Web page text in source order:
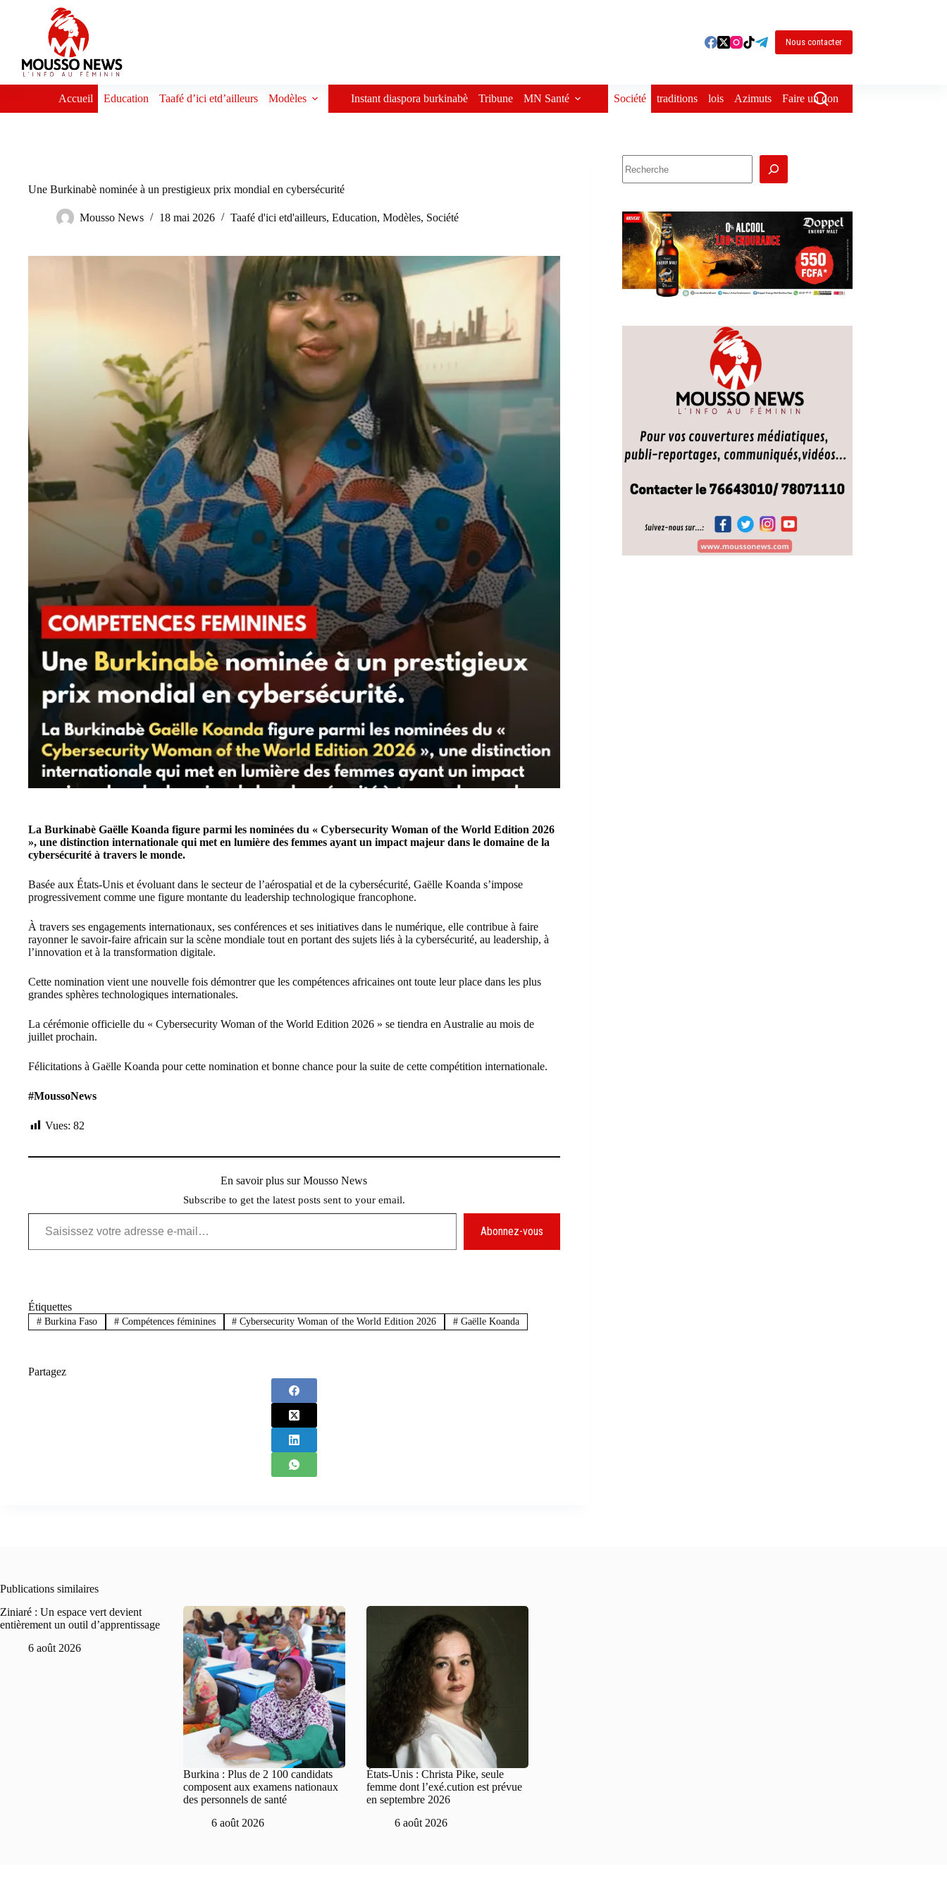
Nous contacter
Accueil Education Taafé d’ici etd’ailleurs Modèles Instant diaspora burkinabè Tribune MN Santé Société traditions lois Azimuts Faire un don
Une Burkinabè nominée à un prestigieux prix mondial en cybersécurité
Mousso News 18 mai 2026 Taafé d'ici etd'ailleurs, Education, Modèles, Société
La Burkinabè Gaëlle Koanda figure parmi les nominées du « Cybersecurity Woman of the World Edition 2026
», une distinction internationale qui met en lumière des femmes ayant un impact majeur dans le domaine de la
cybersécurité à travers le monde.
Basée aux États-Unis et évoluant dans le secteur de l’aérospatial et de la cybersécurité, Gaëlle Koanda s’impose
progressivement comme une figure montante du leadership technologique francophone.
À travers ses engagements internationaux, ses conférences et ses initiatives dans le numérique, elle contribue à faire
rayonner le savoir-faire africain sur la scène mondiale tout en portant des sujets liés à la cybersécurité, au leadership, à
l’innovation et à la transformation digitale.
Cette nomination vient une nouvelle fois démontrer que les compétences africaines ont toute leur place dans les plus
grandes sphères technologiques internationales.
La cérémonie officielle du « Cybersecurity Woman of the World Edition 2026 » se tiendra en Australie au mois de
juillet prochain.
Félicitations à Gaëlle Koanda pour cette nomination et bonne chance pour la suite de cette compétition internationale.
#MoussoNews
Vues: 82
En savoir plus sur Mousso News
Subscribe to get the latest posts sent to your email.
Saisissez votre adresse e-mail…
Abonnez-vous
Étiquettes
#Burkina Faso #Compétences féminines # Cybersecurity Woman of the World Edition 2026 # Gaëlle Koanda
Partagez
Publications similaires
Ziniaré : Un espace vert devient
entièrement un outil d’apprentissage
6 août 2026
Burkina : Plus de 2 100 candidats
composent aux examens nationaux
des personnels de santé
6 août 2026
États-Unis : Christa Pike, seule
femme dont l’exé.cution est prévue
en septembre 2026
6 août 2026